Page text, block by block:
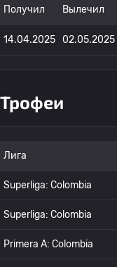
Получил Вылечил
14.04.2025 02.05.2025
Трофеи
Лига
Superliga: Colombia
Superliga: Colombia
Primera A: Colombia